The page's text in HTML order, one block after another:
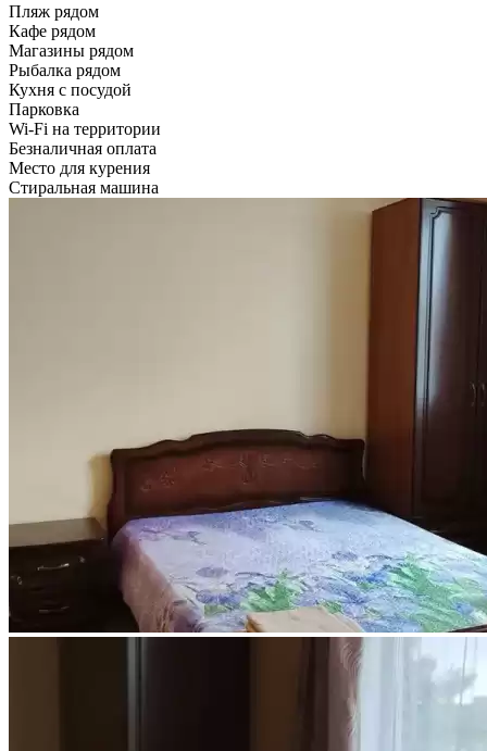
Пляж рядом
Кафе рядом
Магазины рядом
Рыбалка рядом
Кухня с посудой
Парковка
Wi-Fi на территории
Безналичная оплата
Место для курения
Стиральная машина